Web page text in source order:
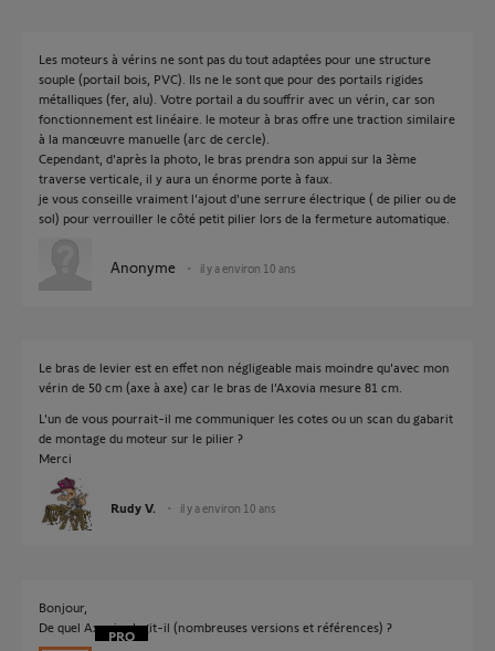
Les moteurs à vérins ne sont pas du tout adaptées pour une structure
souple (portail bois, PVC). Ils ne le sont que pour des portails rigides
métalliques (fer, alu). Votre portail a du souffrir avec un vérin, car son
fonctionnement est linéaire. le moteur à bras offre une traction similaire
à la manœuvre manuelle (arc de cercle).
Cependant, d'après la photo, le bras prendra son appui sur la 3ème
traverse verticale, il y aura un énorme porte à faux.
je vous conseille vraiment l'ajout d'une serrure électrique ( de pilier ou de
sol) pour verrouiller le côté petit pilier lors de la fermeture automatique.
Anonyme il y a environ 10 ans
Le bras de levier est en effet non négligeable mais moindre qu'avec mon
vérin de 50 cm (axe à axe) car le bras de l'Axovia mesure 81 cm.
L'un de vous pourrait-il me communiquer les cotes ou un scan du gabarit
de montage du moteur sur le pilier ?
Merci
Rudy V. il y a environ 10 ans
Bonjour,
De quel Axovia s'agit-il (nombreuses versions et références) ?